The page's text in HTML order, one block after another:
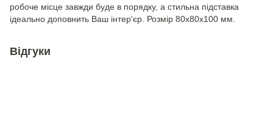
робоче місце завжди буде в порядку, а стильна підставка
ідеально доповнить Ваш інтер'єр. Розмір 80x80x100 мм.
Відгуки